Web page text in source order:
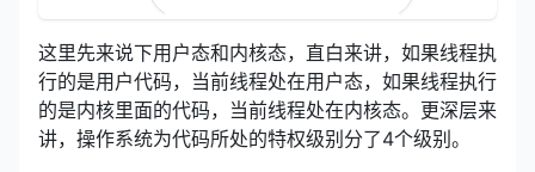
这里先来说下用户态和内核态，直白来讲，如果线程执
行的是用户代码，当前线程处在用户态，如果线程执行
的是内核里面的代码，当前线程处在内核态。更深层来
讲，操作系统为代码所处的特权级别分了4个级别。